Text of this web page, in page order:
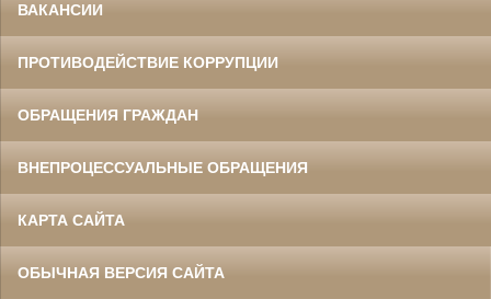
ВАКАНСИИ
ПРОТИВОДЕЙСТВИЕ КОРРУПЦИИ
ОБРАЩЕНИЯ ГРАЖДАН
ВНЕПРОЦЕССУАЛЬНЫЕ ОБРАЩЕНИЯ
КАРТА САЙТА
ОБЫЧНАЯ ВЕРСИЯ САЙТА